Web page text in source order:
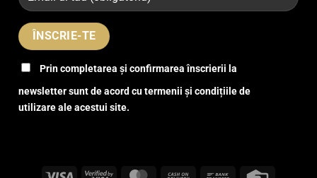
Prin completarea și confirmarea înscrierii la
newsletter sunt de acord cu termenii și condițiile de
utilizare ale acestui site.